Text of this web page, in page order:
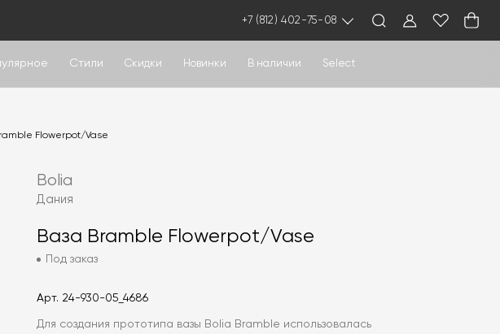
+7 (812) 402-75-08
Стили Скидки Новинки В наличии Select
Flowerpot/Vase
Bolia
Дания
Ваза Bramble Flowerpot/Vase
Под заказ
Арт. 24-930-05_4686
Для создания прототипа вазы Bolia Bramble использовалась